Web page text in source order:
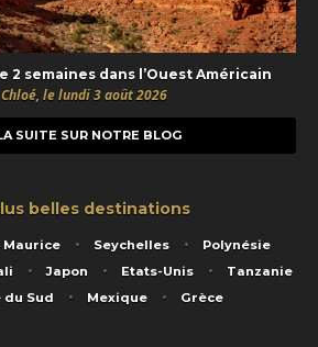
2 semaines dans l’Ouest Américain
le lundi 3 août 2026
SUITE SUR NOTRE BLOG
belles destinations
Maurice Seychelles
Polynésie
Japon Etats-Unis
Tanzanie
Sud
Mexique Grèce